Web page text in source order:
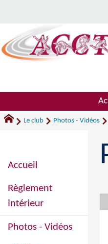
Le club Photos - Vidéos
Accueil
Règlement
intérieur
Photos - Vidéos